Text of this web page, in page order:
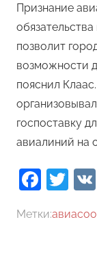
Признание
позволит
возможности
пояснил
госпоставку
авиалиний на
Метки: